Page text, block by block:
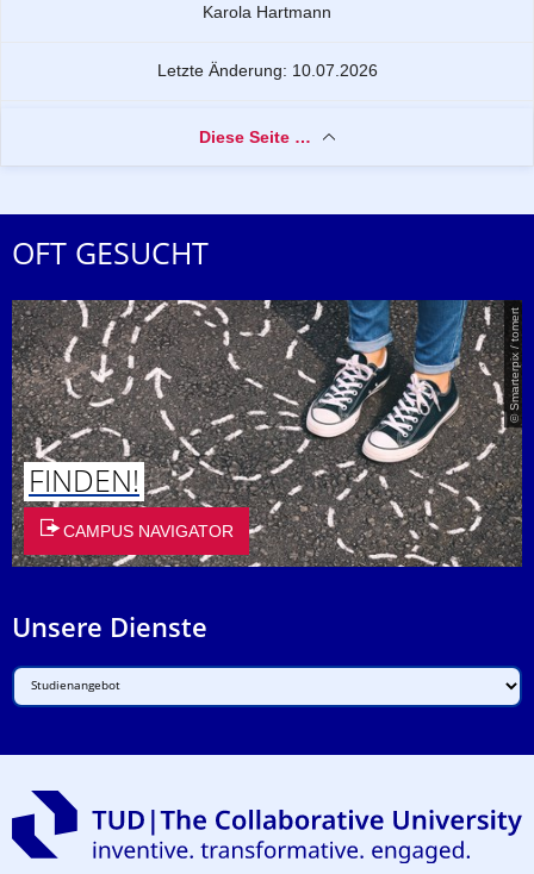
Karola Hartmann
Letzte Änderung: 10.07.2026
Diese Seite …
OFT GESUCHT
© Smarterpix / tomert
FINDEN!
CAMPUS NAVIGATOR
Unsere Dienste